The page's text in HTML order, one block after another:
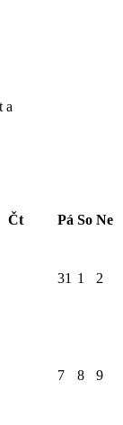
a
Čt Pá So Ne
31 1 2
7 8 9